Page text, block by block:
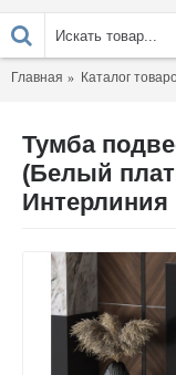
Главная Каталог
Тумба
(Белый
Интерлиния